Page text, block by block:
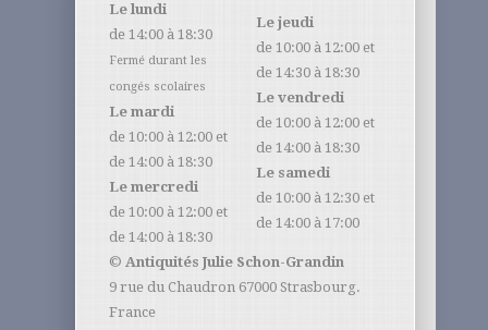
Le lundi
de 14:00 à 18:30
Fermé durant les
congés scolaires
Le mardi
de 10:00 à 12:00 et
de 14:00 à 18:30
Le mercredi
de 10:00 à 12:00 et
de 14:00 à 18:30
Le jeudi
de 10:00 à 12:00 et
de 14:30 à 18:30
Le vendredi
de 10:00 à 12:00 et
de 14:00 à 18:30
Le samedi
de 10:00 à 12:30 et
de 14:00 à 17:00
© Antiquités Julie Schon-Grandin
9 rue du Chaudron 67000 Strasbourg.
France